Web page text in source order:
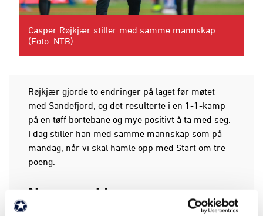
Casper Røjkjær stiller med samme mannskap.
(Foto: NTB)
Røjkjær gjorde to endringer på laget før møtet
med Sandefjord, og det resulterte i en 1-1-kamp
på en tøff bortebane og mye positivt å ta med seg.
I dag stiller han med samme mannskap som på
mandag, når vi skal hamle opp med Start om tre
poeng.
Ny mann i tropp
Troppens eneste endring finner vi på benken.